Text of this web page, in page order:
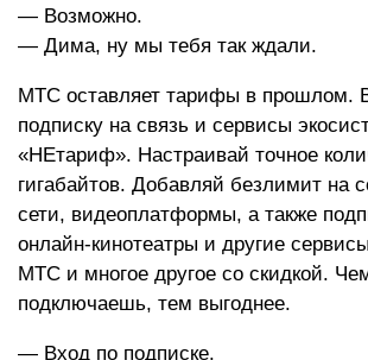
— Возможно.
— Дима, ну мы тебя так ждали.
МТС оставляет тарифы в прошлом.
подписку на связь и сервисы
«НЕтариф». Настраивай точное
гигабайтов. Добавляй безлимит на
сети, видеоплатформы, а также
онлайн-кинотеатры и другие
МТС и многое другое со скидкой.
подключаешь, тем выгоднее.
— Вход по подписке.